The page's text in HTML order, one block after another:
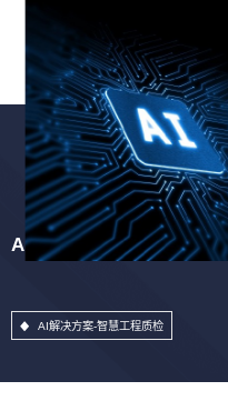
AI解决方案-智慧工程质检
AI解决方案-智慧工程质检